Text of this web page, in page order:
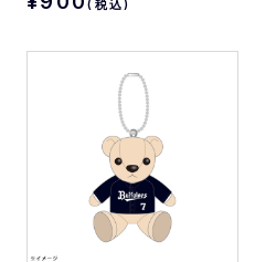
(税込)